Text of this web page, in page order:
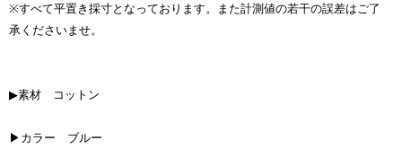
※すべて平置き採寸となっております。また計測値の若干の誤差はご了
承くださいませ。
▶素材 コットン
▶カラー ブルー